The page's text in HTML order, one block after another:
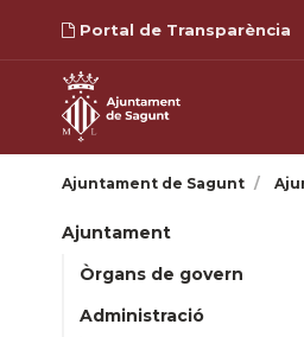
Portal de Transparència
Ajuntament de Sagunt
Ajuntament
Òrgans de govern
Administració